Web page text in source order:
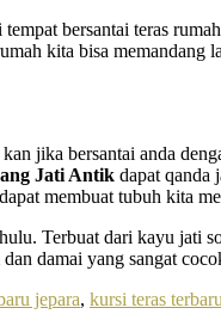
bersantai teras
kita bisa memandang
jika bersantai anda
Jati Antik dapat qanda
membuat tubuh kita
Terbuat dari kayu jati
damai yang sangat
jepara, kursi teras